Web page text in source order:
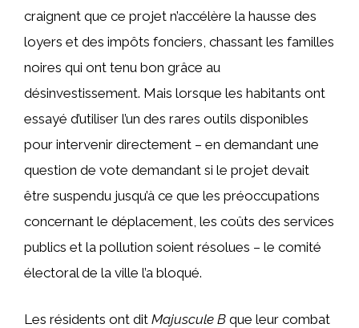
craignent que ce projet n’accélère la hausse des
loyers et des impôts fonciers, chassant les familles
noires qui ont tenu bon grâce au
désinvestissement. Mais lorsque les habitants ont
essayé d’utiliser l’un des rares outils disponibles
pour intervenir directement – ​​en demandant une
question de vote demandant si le projet devait
être suspendu jusqu’à ce que les préoccupations
concernant le déplacement, les coûts des services
publics et la pollution soient résolues – le comité
électoral de la ville l’a bloqué.
Les résidents ont dit Majuscule B que leur combat